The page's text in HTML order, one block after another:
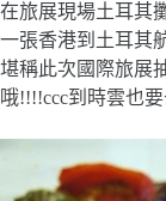
在旅展現場土耳其
一張香港到土耳其
堪稱此次國 際旅展
哦!!!!ccc到時雲也要